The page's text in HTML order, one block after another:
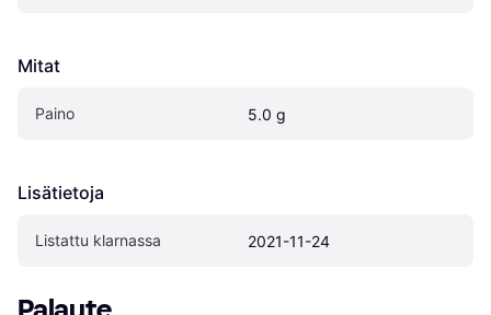
Mitat
Paino 5.0 g
Lisätietoja
Listattu klarnassa 2021-11-24